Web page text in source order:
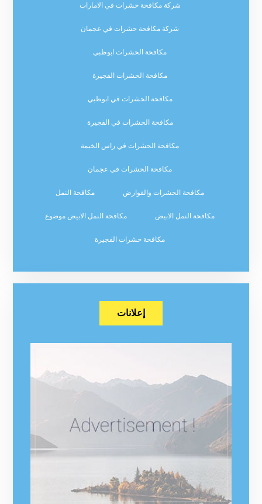
شركة مكافحة حشرات في الامارات
شركة مكافحة حشرات في عجمان
مكافحة الحشرات ابوظبي
مكافحة الحشرات الفجيرة
مكافحة الحشرات في ابوظبي
مكافحة الحشرات في الفجيرة
مكافحة الحشرات في راس الخيمة
مكافحة الحشرات في عجمان
مكافحة الحشرات والقوارض مكافحة النمل
مكافحة النمل الابيض مكافحة النمل الابيض موضوع
مكافحة حشرات الفجيرة
إعلانات